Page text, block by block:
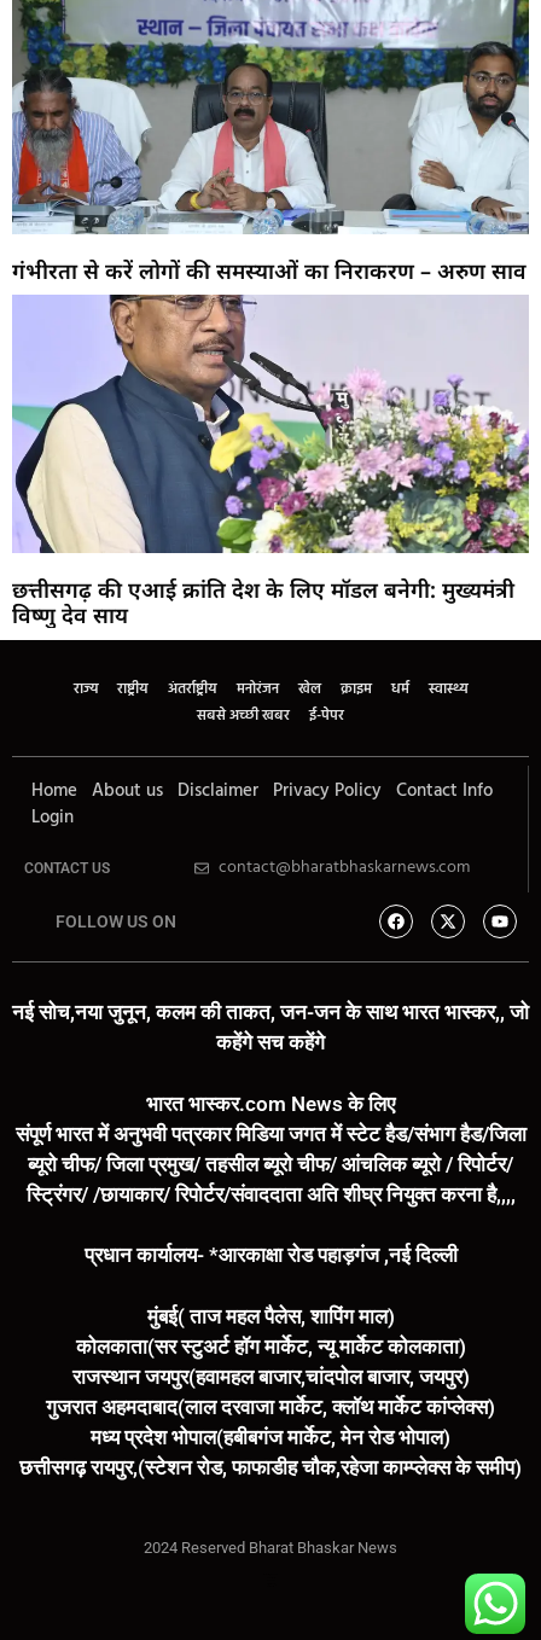
गंभीरता से करें लोगों की समस्याओं का निराकरण – अरुण साव
छत्तीसगढ़ की एआई क्रांति देश के लिए मॉडल बनेगी: मुख्यमंत्री
विष्णु देव साय
राज्य राष्ट्रीय अंतर्राष्ट्रीय मनोरंजन खेल क्राइम धर्म
स्वास्थ्य
सबसे अच्छी खबर
ई-पेपर
Home About us Disclaimer Privacy Policy Contact Info
Login
CONTACT US contact@bharatbhaskarnews.com
FOLLOW US ON
नई सोच,नया जुनून, कलम की ताकत, जन-जन के साथ भारत भास्कर,, जो
कहेंगे सच कहेंगे
भारत भास्कर.com News के लिए
संपूर्ण भारत में अनुभवी पत्रकार मिडिया जगत में स्टेट हैड/संभाग हैड/जिला
ब्यूरो चीफ/ जिला प्रमुख/ तहसील ब्यूरो चीफ/ आंचलिक ब्यूरो / रिपोर्टर/
स्ट्रिंगर/ /छायाकार/ रिपोर्टर/संवाददाता अति शीघ्र नियुक्त करना है,,,,
प्रधान कार्यालय- *आरकाक्षा रोड पहाड़गंज ,नई दिल्ली
मुंबई( ताज महल पैलेस, शापिंग माल)
कोलकाता(सर स्टुअर्ट हॉग मार्केट, न्यू मार्केट कोलकाता)
राजस्थान जयपुर(हवामहल बाजार,चांदपोल बाजार, जयपुर)
गुजरात अहमदाबाद(लाल दरवाजा मार्केट, क्लॉथ मार्केट कांप्लेक्स)
मध्य प्रदेश भोपाल(हबीबगंज मार्केट, मेन रोड भोपाल)
छत्तीसगढ़ रायपुर,(स्टेशन रोड, फाफाडीह चौक,रहेजा काम्प्लेक्स के समीप)
2024 Reserved Bharat Bhaskar News